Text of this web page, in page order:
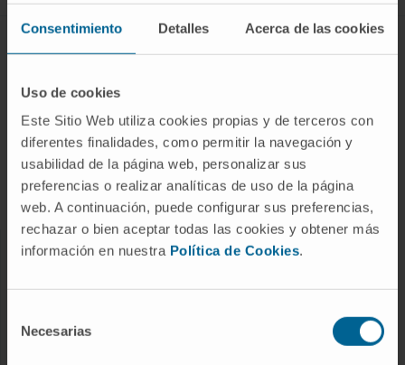
Consentimiento Detalles Acerca de las cookies
Uso de cookies
Este Sitio Web utiliza cookies propias y de terceros con
diferentes finalidades, como permitir la navegación y
usabilidad de la página web, personalizar sus
preferencias o realizar analíticas de uso de la página
web. A continuación, puede configurar sus preferencias,
rechazar o bien aceptar todas las cookies y obtener más
información en nuestra Política de Cookies.
Necesarias
ENFERMEDADES Y TRATAMIENTOS
Enfermedades
Pruebas diagnósticas
Tratamientos
Cuidados en casa
Chequeos y salud
Conozca a los profesionales